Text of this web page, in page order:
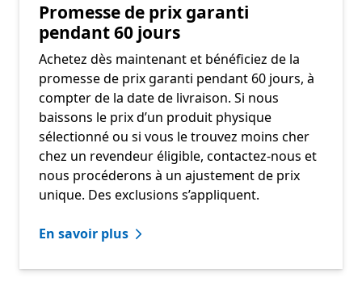
Promesse de prix garanti
pendant 60 jours
Achetez dès maintenant et bénéficiez de la
promesse de prix garanti pendant 60 jours, à
compter de la date de livraison. Si nous
baissons le prix d’un produit physique
sélectionné ou si vous le trouvez moins cher
chez un revendeur éligible, contactez-nous et
nous procéderons à un ajustement de prix
unique. Des exclusions s’appliquent.
En savoir plus